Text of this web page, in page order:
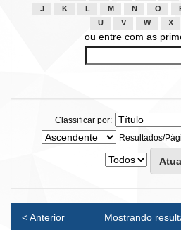
J
K L M N O
U
V W X
ou entre com as
Classificar por:
Resultados/
Mostrando
< Anterior